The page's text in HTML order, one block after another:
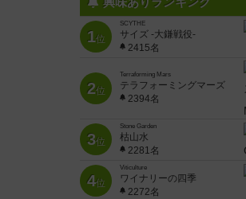
1位
SCYTHE
サイズ -大鎌戦役-
2415名
2位
Terraforming Mars
テラフォーミングマーズ
2394名
3位
Stone Garden
枯山水
2281名
4位
Viticulture
ワイナリーの四季
2272名